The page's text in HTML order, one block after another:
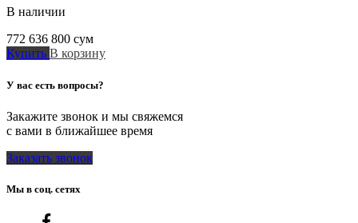
В наличии
772 636 800 сум
Купить В корзину
У вас есть вопросы?
Закажите звонок и мы свяжемся
с вами в ближайшее время
Заказать звонок
Мы в соц. сетях